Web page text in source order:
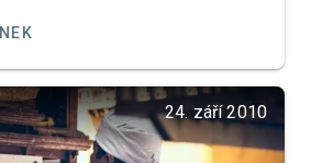
a je k tomu v každém případě
how.
24. září 2010